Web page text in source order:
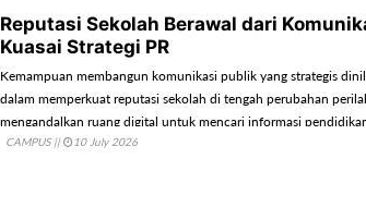
Reputasi Sekolah Berawal dari
Kuasai Strategi PR
Kemampuan membangun komunikasi publik yang strategis
dalam memperkuat reputasi sekolah di tengah perubahan
mengandalkan ruang digital untuk mencari informasi
CAMPUS|| 10 July 2026